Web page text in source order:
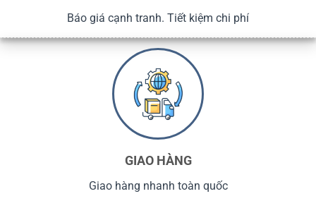
Báo giá cạnh tranh. Tiết kiệm chi phí
GIAO HÀNG
Giao hàng nhanh toàn quốc